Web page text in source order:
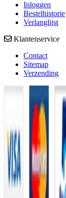
Inloggen
Bestelhistorie
Verlanglijst
Klantenservice
Contact
Sitemap
Verzending